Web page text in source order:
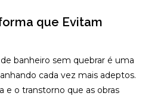
que Evitam
banheiro sem quebrar é uma
cada vez mais adeptos.
e o transtorno que as obras